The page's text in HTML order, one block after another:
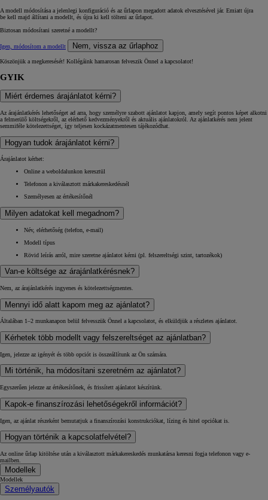
A modell módosítása a jelenlegi konfiguráció és az űrlapon megadott adatok elvesztésével jár. Emiatt újra
be kell majd állítani a modellt, és újra ki kell tölteni az űrlapot.
Biztosan módosítani szeretné a modellt?
Igen, módosítom a modellt Nem, vissza az űrlaphoz
Köszönjük a megkeresését! Kollégáink hamarosan felveszik Önnel a kapcsolatot!
GYIK
Miért érdemes árajánlatot kérni?
Az árajánlatkérés lehetőséget ad arra, hogy személyre szabott ajánlatot kapjon, amely segít pontos képet alkotni
a felmerülő költségekről, az elérhető kedvezményekről és aktuális ajánlatokról. Az ajánlatkérés nem jelent
semmiféle kötelezettséget, így teljesen kockázatmentesen tájékozódhat.
Hogyan tudok árajánlatot kérni?
Árajánlatot kérhet:
Online a weboldalunkon keresztül
Telefonon a kiválasztott márkakereskedésnél
Személyesen az értékesítőnél
Milyen adatokat kell megadnom?
Név, elérhetőség (telefon, e-mail)
Modell típus
Rövid leírás arról, mire szeretne ajánlatot kérni (pl. felszereltségi szint, tartozékok)
Van-e költsége az árajánlatkérésnek?
Nem, az árajánlatkérés ingyenes és kötelezettségmentes.
Mennyi idő alatt kapom meg az ajánlatot?
Általában 1–2 munkanapon belül felvesszük Önnel a kapcsolatot, és elküldjük a részletes ajánlatot.
Kérhetek több modellt vagy felszereltséget az ajánlatban?
Igen, jelezze az igényét és több opciót is összeállítunk az Ön számára.
Mi történik, ha módosítani szeretném az ajánlatot?
Egyszerűen jelezze az értékesítőnek, és frissített ajánlatot készítünk.
Kapok-e finanszírozási lehetőségekről információt?
Igen, az ajánlat részeként bemutatjuk a finanszírozási konstrukciókat, lízing és hitel opciókat is.
Hogyan történik a kapcsolatfelvétel?
Az online űrlap kitöltése után a kiválasztott márkakereskedés munkatársa keresni fogja telefonon vagy e-
mailben.
Modellek
Modellek
Személyautók